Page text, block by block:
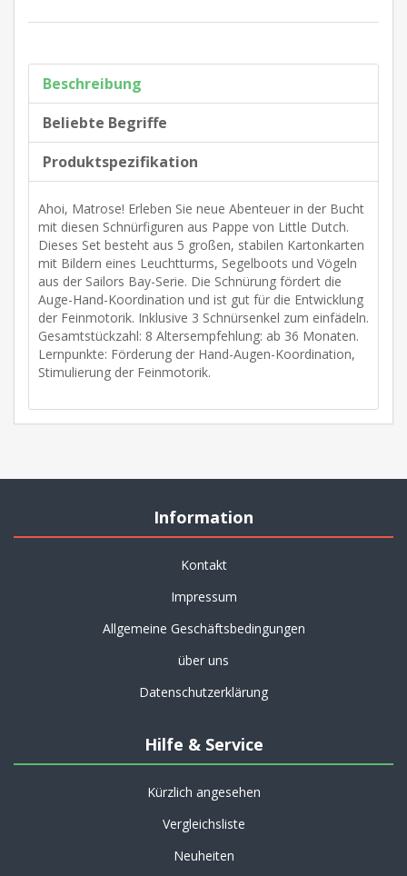
Beschreibung
Beliebte Begriffe
Produktspezifikation
Ahoi, Matrose! Erleben Sie neue Abenteuer in der Bucht
mit diesen Schnürfiguren aus Pappe von Little Dutch.
Dieses Set besteht aus 5 großen, stabilen Kartonkarten
mit Bildern eines Leuchtturms, Segelboots und Vögeln
aus der Sailors Bay-Serie. Die Schnürung fördert die
Auge-Hand-Koordination und ist gut für die Entwicklung
der Feinmotorik. Inklusive 3 Schnürsenkel zum einfädeln.
Gesamtstückzahl: 8 Altersempfehlung: ab 36 Monaten.
Lernpunkte: Förderung der Hand-Augen-Koordination,
Stimulierung der Feinmotorik.
Information
Kontakt
Impressum
Allgemeine Geschäftsbedingungen
über uns
Datenschutzerklärung
Hilfe & Service
Kürzlich angesehen
Vergleichsliste
Neuheiten